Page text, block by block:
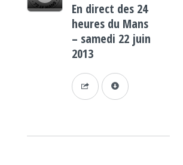
En direct des 24
heures du Mans
– samedi 22 juin
2013